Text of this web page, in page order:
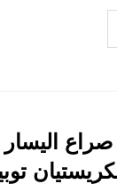
2022 : صراع